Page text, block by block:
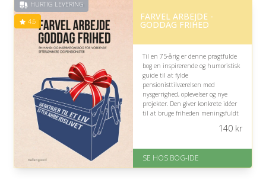
på 4.6 ud af 5
HURTIG LEVERING
4.6 FARVEL ARBEJDE -
GODDAG FRIHED
Til en 75-årig er denne pragtfulde
bog en inspirerende og humoristisk
guide til at fylde
pensionisttilværelsen med
nysgerrighed, oplevelser og nye
projekter. Den giver konkrete idéer
til at bruge friheden meningsfuldt
På lager
Levering: 1-3 hverdage -
140kr
SE HOS BOG-IDE